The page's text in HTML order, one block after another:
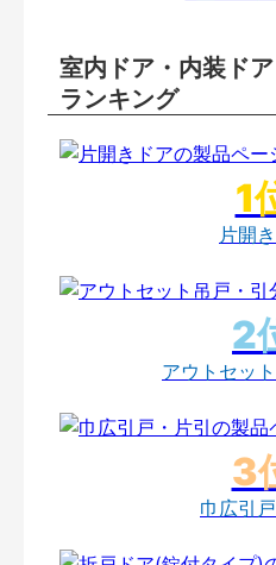
室内ドア・内装ド
ランキング
片開
アウトセッ
巾広引